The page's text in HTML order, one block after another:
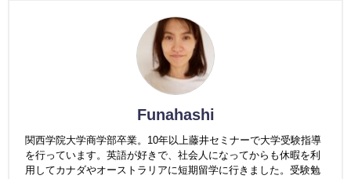
Funahashi
関西学院大学商学部卒業。10年以上藤井セミナーで大学受験指導
を行っています。英語が好きで、社会人になってからも休暇を利
用してカナダやオーストラリアに短期留学に行きました。受験勉